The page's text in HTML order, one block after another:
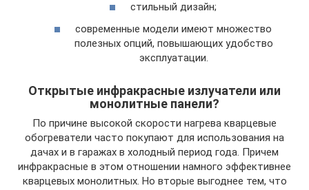
стильный дизайн;
современные модели имеют множество
полезных опций, повышающих удобство
эксплуатации.
Открытые инфракрасные излучатели или
монолитные панели?
По причине высокой скорости нагрева кварцевые
обогреватели часто покупают для использования на
дачах и в гаражах в холодный период года. Причем
инфракрасные в этом отношении намного эффективнее
кварцевых монолитных. Но вторые выгоднее тем, что